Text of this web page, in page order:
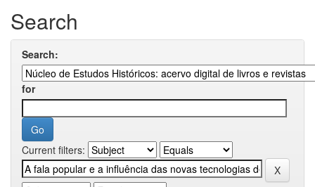
Search
Search:
for
Current filters: